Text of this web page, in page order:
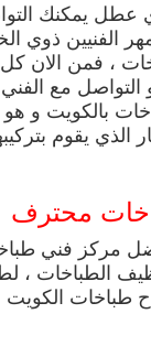
عطل يمكنك
الفنيين ذوي
، فمن الان كل
مع
بالكويت و هو
الذي يقوم
محترف
مركز فني
الطباخات ،
طباخات